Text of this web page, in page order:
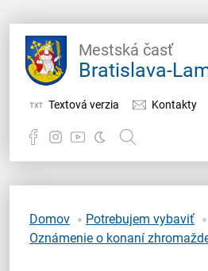
Mestská časť
Bratislava-
Textová verzia Kontakty
Samospráva
Domov Potrebujem vybaviť
Oznámenie o konaní